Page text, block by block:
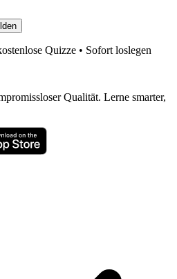
Quizze • Sofort loslegen
Qualität. Lerne smarter,